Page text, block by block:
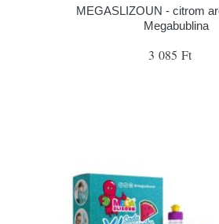
MEGASLIZOUN - citrom
Megabublina
3 085 Ft